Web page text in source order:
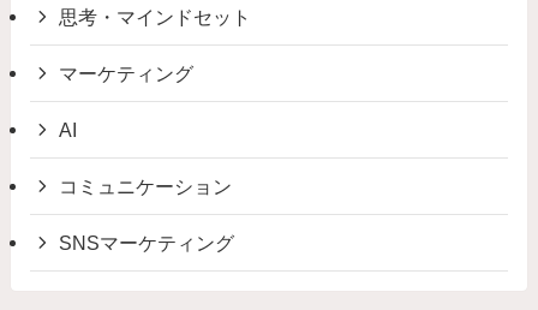
思考・マインドセット
マーケティング
AI
コミュニケーション
SNSマーケティング